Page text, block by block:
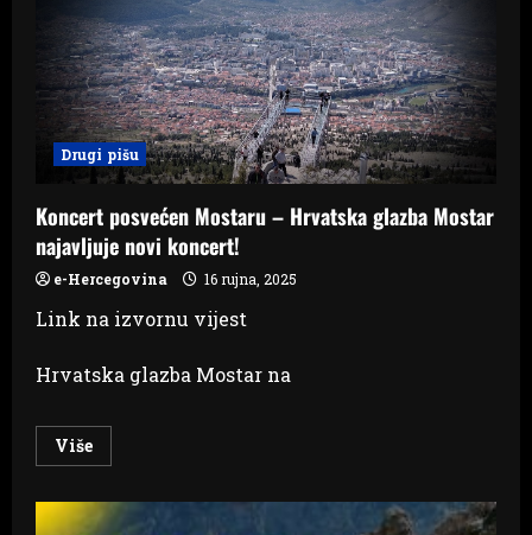
Qarabag
šokirao
Benficu!
Drugi pišu
Koncert posvećen Mostaru – Hrvatska glazba Mostar
najavljuje novi koncert!
e-Hercegovina 16 rujna, 2025
Link na izvornu vijest
Hrvatska glazba Mostar na
VišeRead
more
posvećen
Mostaru